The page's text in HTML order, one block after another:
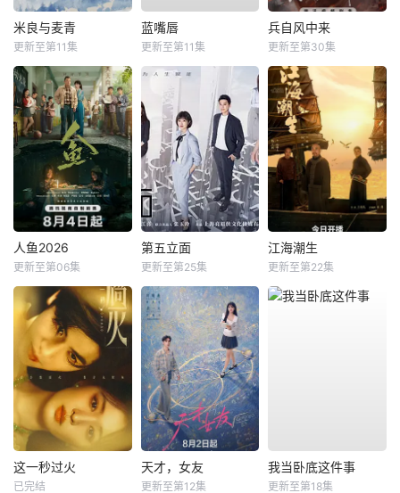
米良与麦青
更新至第11集
蓝嘴唇
更新至第11集
兵自风中来
更新至第30集
人鱼2026
更新至第06集
第五立面
更新至第25集
江海潮生
更新至第22集
这一秒过火
已完结
天才，女友
更新至第12集
我当卧底这件事
更新至第18集